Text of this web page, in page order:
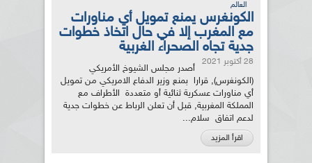
العالم
الكونغرس يمنع تمويل أي مناورات
مع المغرب إلا في حال اتخاذ خطوات
جدية تجاه الصحراء الغربية
28 أكتوبر 2021
أصدر مجلس الشيوخ الأمريكي
(الكونغرس), قرارا بمنع وزير الدفاع الامريكي من تمويل
أي مناورات عسكرية ثنائية أو متعددة الأطراف مع
المملكة المغربية, قبل أن تعلن الرباط عن خطوات جدية
لدعم اتفاق سلام...
اقرأ المزيد